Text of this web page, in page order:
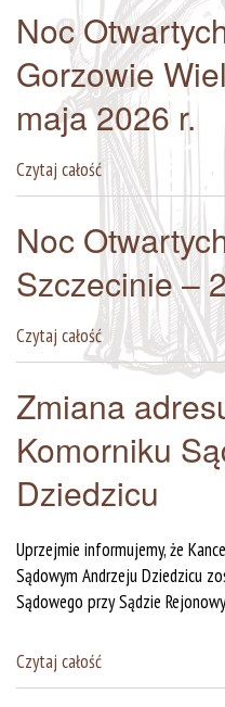
Noc
Gorzowie
maja 2026 r.
Czytaj całość
Noc
Szczecinie –
Czytaj całość
Zmiana
Komorniku
Dziedzicu
Uprzejmie informujemy, że
Sądowym Andrzeju Dziedzicu
Sądowego przy Sądzie
Czytaj całość